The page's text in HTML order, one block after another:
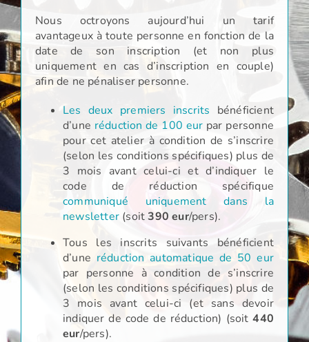
Nous octroyons aujourd’hui un tarif
avantageux à toute personne en fonction de la
date de son inscription (et non plus
uniquement en cas d’inscription en couple)
afin de ne pénaliser personne.
Les deux premiers inscrits bénéficient
d’une réduction de 100 eur par personne
pour cet atelier à condition de s’inscrire
(selon les conditions spécifiques) plus de
3 mois avant celui-ci et d’indiquer le
code de réduction spécifique
communiqué uniquement dans la
newsletter (soit390 eur/pers).
Tous les inscrits suivants bénéficient
d’une réduction automatique de 50 eur
par personne à condition de s’inscrire
(selon les conditions spécifiques) plus de
3 mois avant celui-ci (et sans devoir
indiquer de code de réduction) (soit440
eur/pers).